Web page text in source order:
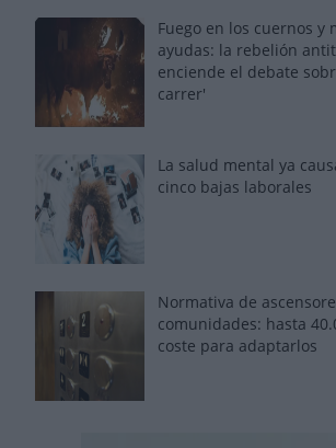
Fuego en los cuernos y
ayudas: la rebelión
enciende el debate
carrer'
La salud mental ya
cinco bajas laborales
Normativa de
comunidades: hasta
coste para adaptarlos